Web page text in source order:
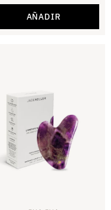
AÑADIR